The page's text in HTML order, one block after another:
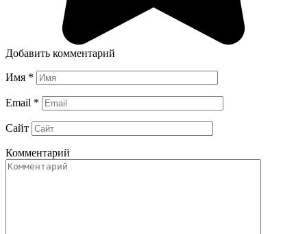
Добавить комментарий
Имя *
Email *
Сайт
Комментарий